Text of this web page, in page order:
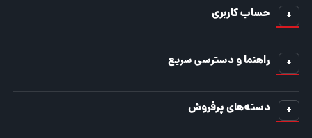
حساب کاربری
راهنما و دسترسی سریع
دسته‌های پرفروش